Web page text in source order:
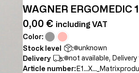
WAGNER ERGOMEDIC
0,00 € including VAT
Color:
Stock level
:
unknown
Delivery
:
not available,
Article number: